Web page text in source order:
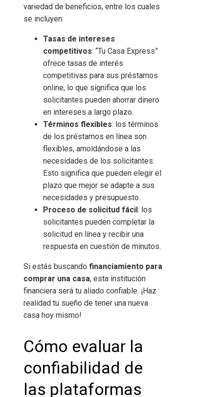
variedad de beneficios, entre los cuales
se incluyen:
Tasas de intereses
competitivos: “Tu Casa Express”
ofrece tasas de interés
competitivas para sus préstamos
online, lo que significa que los
solicitantes pueden ahorrar dinero
en intereses a largo plazo.
Términos flexibles: los términos
de los préstamos en línea son
flexibles, amoldándose a las
necesidades de los solicitantes.
Esto significa que pueden elegir el
plazo que mejor se adapte a sus
necesidades y presupuesto.
Proceso de solicitud fácil : los
solicitantes pueden completar la
solicitud en línea y recibir una
respuesta en cuestión de minutos.
Si estás buscando financiamiento para
comprar una casa, esta institución
financiera será tu aliado confiable. ¡Haz
realidad tu sueño de tener una nueva
casa hoy mismo!
Cómo evaluar la
confiabilidad de
las plataformas